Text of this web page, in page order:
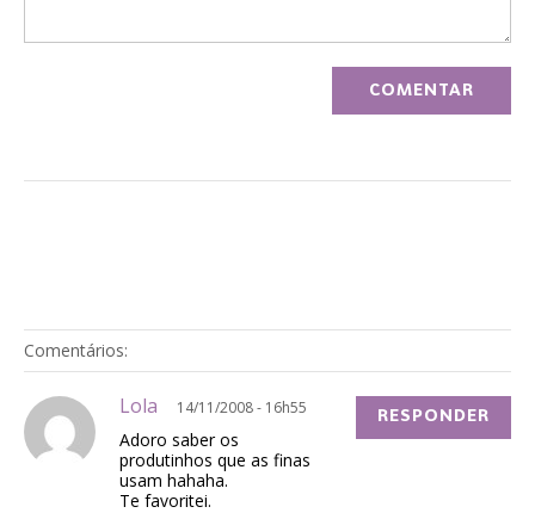
Comentários:
Lola 14/11/2008 - 16h55
Adoro saber os
produtinhos que as finas
usam hahaha.
Te favoritei.
RESPONDER